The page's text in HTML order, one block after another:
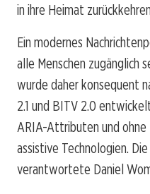
in ihre Heimat
Ein modernes
alle Menschen zugänglich
wurde daher konsequent
2.1 und BITV 2.0
ARIA-Attributen und ohne
assistive Technologien.
verantwortete Daniel